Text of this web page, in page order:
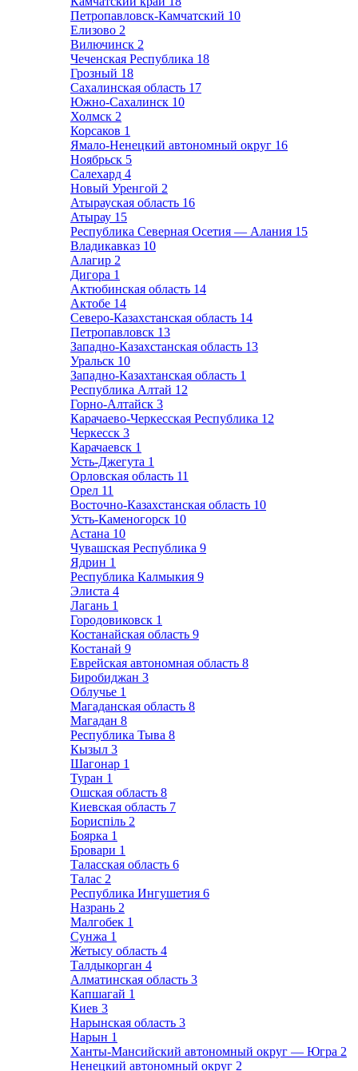
Петропавловск-Камчатский 10
Елизово 2
Вилючинск 2
Чеченская Республика 18
Грозный 18
Сахалинская область 17
Южно-Сахалинск 10
Холмск 2
Корсаков 1
Ямало-Ненецкий автономный округ 16
Ноябрьск 5
Салехард 4
Новый Уренгой 2
Атырауская область 16
Атырау 15
Республика Северная Осетия — Алания 15
Владикавказ 10
Алагир 2
Дигора 1
Актюбинская область 14
Актобе 14
Северо-Казахстанская область 14
Петропавловск 13
Западно-Казахстанская область 13
Уральск 10
Западно-Казахтанская область 1
Республика Алтай 12
Горно-Алтайск 3
Карачаево-Черкесская Республика 12
Черкесск 3
Карачаевск 1
Усть-Джегута 1
Орловская область 11
Орел 11
Восточно-Казахстанская область 10
Усть-Каменогорск 10
Астана 10
Чувашская Республика 9
Ядрин 1
Республика Калмыкия 9
Элиста 4
Лагань 1
Городовиковск 1
Костанайская область 9
Костанай 9
Еврейская автономная область 8
Биробиджан 3
Облучье 1
Магаданская область 8
Магадан 8
Республика Тыва 8
Кызыл 3
Шагонар 1
Туран 1
Ошская область 8
Киевская область 7
Бориспіль 2
Боярка 1
Бровари 1
Таласская область 6
Талас 2
Республика Ингушетия 6
Назрань 2
Малгобек 1
Сунжа 1
Жетысу область 4
Талдыкорган 4
Алматинская область 3
Капшагай 1
Киев 3
Нарынская область 3
Нарын 1
Ханты-Мансийский автономный округ — Югра 2
Ненецкий автономный округ 2